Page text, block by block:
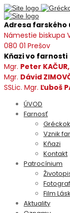
Adresa farského
Námestie biskupa
080 01 Prešov
Kňazi vo farnosti
Mgr. Peter KAČUR,
Mgr. Dávid
SSLic. Mgr. Ľuboš
ÚVOD
Farnosť
Vznik
Kňazi
Kontakt
Patrocínium
Film
Aktuality